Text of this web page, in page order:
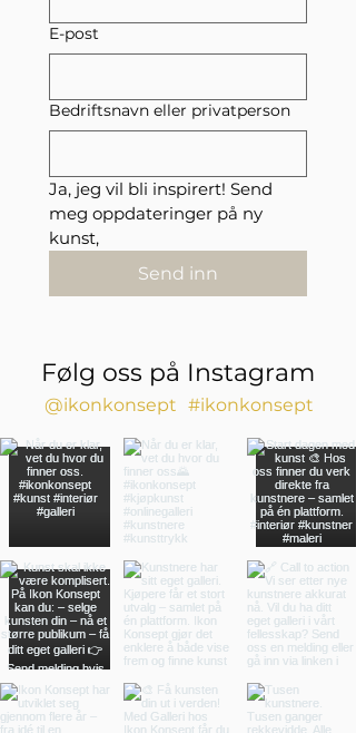
balansert kunstuttrykk som lar
omgivelse puste.
E-post
Bedriftsnavn eller privatperson
Ja, jeg vil bli inspirert! Send
meg oppdateringer på ny
kunst,
Send inn
Følg oss på Instagram
#ikonkonsept
@ikonkonsept